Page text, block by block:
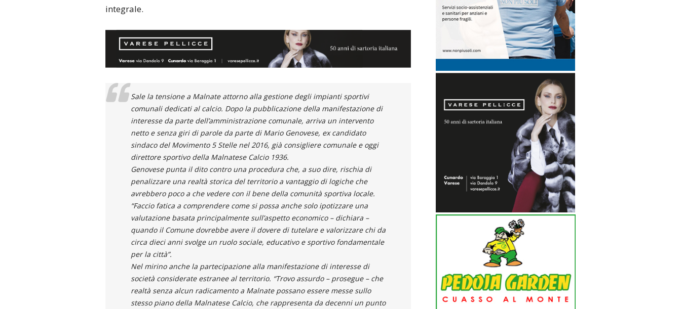
integrale.
Sale la tensione a Malnate attorno alla gestione degli impianti sportivi
comunali dedicati al calcio. Dopo la pubblicazione della manifestazione di
interesse da parte dell’amministrazione comunale, arriva un intervento
netto e senza giri di parole da parte di Mario Genovese, ex candidato
sindaco del Movimento 5 Stelle nel 2016, già consigliere comunale e oggi
direttore sportivo della Malnatese Calcio 1936.
Genovese punta il dito contro una procedura che, a suo dire, rischia di
penalizzare una realtà storica del territorio a vantaggio di logiche che
avrebbero poco a che vedere con il bene della comunità sportiva locale.
“Faccio fatica a comprendere come si possa anche solo ipotizzare una
valutazione basata principalmente sull’aspetto economico – dichiara –
quando il Comune dovrebbe avere il dovere di tutelare e valorizzare chi da
circa dieci anni svolge un ruolo sociale, educativo e sportivo fondamentale
per la città”.
Nel mirino anche la partecipazione alla manifestazione di interesse di
società considerate estranee al territorio. “Trovo assurdo – prosegue – che
realtà senza alcun radicamento a Malnate possano essere messe sullo
stesso piano della Malnatese Calcio, che rappresenta da decenni un punto